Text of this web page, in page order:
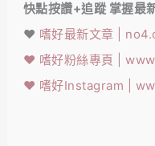
快點按讚+追蹤 掌握最
❤️ 嗜好最新文章 |
❤️ 嗜好粉絲專頁 |
❤️ 嗜好Instagram |